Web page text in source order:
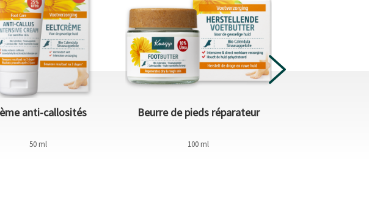
anti-callosités
50 ml
Beurre de pieds réparateur
100 ml